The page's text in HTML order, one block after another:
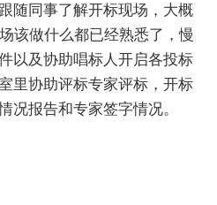
随同事了解开标现场，大概
该做什么都已经熟悉了，慢
以及协助唱标人开启各投标
里协助评标专家评标，开标
况报告和专家签字情况。